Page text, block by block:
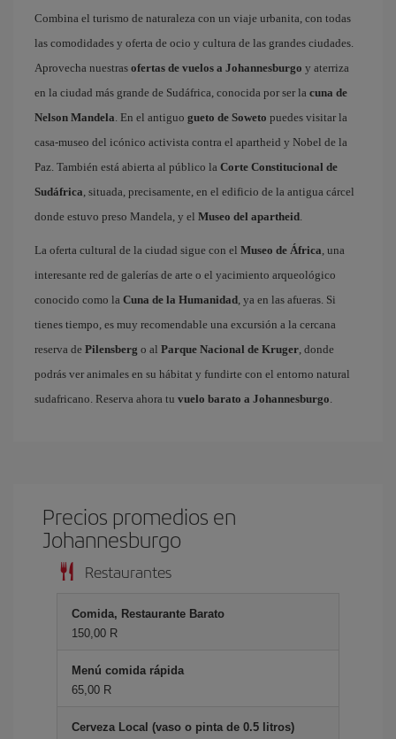
Combina el turismo de naturaleza con un viaje urbanita, con todas
las comodidades y oferta de ocio y cultura de las grandes ciudades.
Aprovecha nuestras ofertas de vuelos a Johannesburgo y aterriza
en la ciudad más grande de Sudáfrica, conocida por ser la cuna de
Nelson Mandela. En el antiguo gueto de Soweto puedes visitar la
casa-museo del icónico activista contra el apartheid y Nobel de la
Paz. También está abierta al público la Corte Constitucional de
Sudáfrica, situada, precisamente, en el edificio de la antigua cárcel
donde estuvo preso Mandela, y el Museo del apartheid.
La oferta cultural de la ciudad sigue con el Museo de África, una
interesante red de galerías de arte o el yacimiento arqueológico
conocido como la Cuna de la Humanidad, ya en las afueras. Si
tienes tiempo, es muy recomendable una excursión a la cercana
reserva de Pilensberg o al Parque Nacional de Kruger, donde
podrás ver animales en su hábitat y fundirte con el entorno natural
sudafricano. Reserva ahora tu vuelo barato a Johannesburgo.
Precios promedios en
Johannesburgo
Restaurantes
Comida, Restaurante Barato
150,00 R
Menú comida rápida
65,00 R
Cerveza Local (vaso o pinta de 0.5 litros)